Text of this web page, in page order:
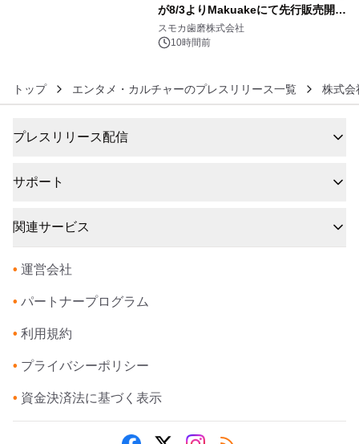
が8/3よりMakuakeにて先行販売開
始！
スモカ歯磨株式会社
10時間前
トップ エンタメ・カルチャーのプレスリリース一覧 株式会
プレスリリース配信
サポート
関連サービス
• 運営会社
• パートナープログラム
• 利用規約
• プライバシーポリシー
• 資金決済法に基づく表示